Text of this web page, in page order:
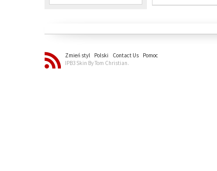
Zmień styl Polski Contact Us
Pomoc
IPB3 Skin By Tom Christian.